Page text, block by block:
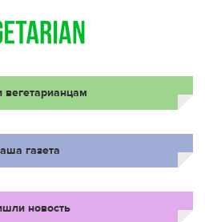
вегетарианцам
газета
новость